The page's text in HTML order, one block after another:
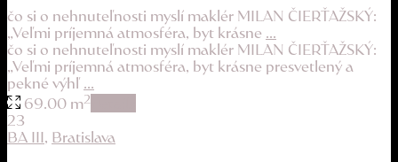
čo si o nehnuteľnosti myslí maklér MILAN ČIERŤAŽSKÝ:
„Veľmi príjemná atmosféra, byt krásne ...
čo si o nehnuteľnosti myslí maklér MILAN ČIERŤAŽSKÝ:
„Veľmi príjemná atmosféra, byt krásne presvetlený a
pekné výhľ ...
69.00 m2
23
BA III Bratislava